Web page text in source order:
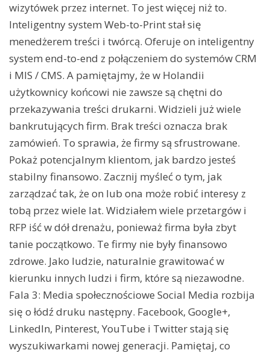
wizytówek przez internet. To jest więcej niż to.
Inteligentny system Web-to-Print stał się
menedżerem treści i twórcą. Oferuje on inteligentny
system end-to-end z połączeniem do systemów CRM
i MIS / CMS. A pamiętajmy, że w Holandii
użytkownicy końcowi nie zawsze są chętni do
przekazywania treści drukarni. Widzieli już wiele
bankrutujących firm. Brak treści oznacza brak
zamówień. To sprawia, że firmy są sfrustrowane.
Pokaż potencjalnym klientom, jak bardzo jesteś
stabilny finansowo. Zacznij myśleć o tym, jak
zarządzać tak, że on lub ona może robić interesy z
tobą przez wiele lat. Widziałem wiele przetargów i
RFP iść w dół drenażu, ponieważ firma była zbyt
tanie początkowo. Te firmy nie były finansowo
zdrowe. Jako ludzie, naturalnie grawitować w
kierunku innych ludzi i firm, które są niezawodne.
Fala 3: Media społecznościowe Social Media rozbija
się o łódź druku następny. Facebook, Google+,
LinkedIn, Pinterest, YouTube i Twitter stają się
wyszukiwarkami nowej generacji. Pamiętaj, co